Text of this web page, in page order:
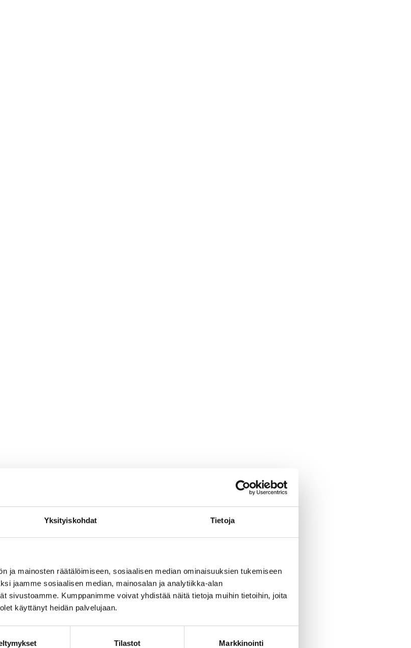
Yksityiskohdat Tietoja
ja mainosten räätälöimiseen, sosiaalisen median ominaisuuksien tukemiseen
jaamme sosiaalisen median, mainosalan ja analytiikka-alan
sivustoamme. Kumppanimme voivat yhdistää näitä tietoja muihin tietoihin, joita
käyttänyt heidän palvelujaan.
Tilastot Markkinointi
-